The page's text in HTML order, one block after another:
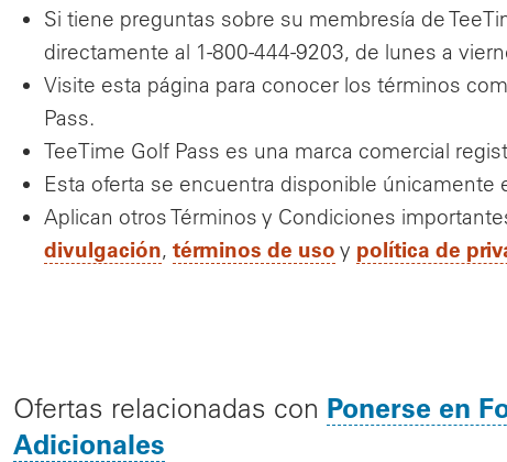
Si tiene preguntas sobre su membresía de
directamente al 1-800-444-9203, de lunes a
Visite esta página para conocer los términos
Pass.
TeeTime Golf Pass es una marca comercial
Esta oferta se encuentra disponible únicamente
Aplican otros Términos y Condiciones
divulgación, términos de uso y política de
Ofertas relacionadas con Ponerse en
Adicionales